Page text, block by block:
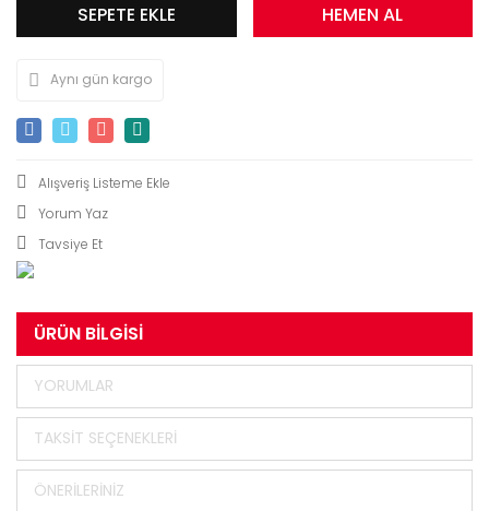
SEPETE EKLE HEMEN AL
Aynı gün kargo
Yorum Yaz
Tavsiye Et
ÜRÜN BILGISI
YORUMLAR
TAKSIT SEÇENEKLERI
ÖNERILERINIZ